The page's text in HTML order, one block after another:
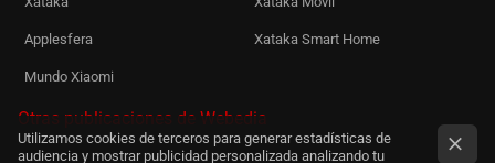
Applesfera Xataka Smart Home
Mundo Xiaomi
Otras publicaciones de Webedia
Utilizamos cookies de terceros para generar estadísticas de
audiencia y mostrar publicidad personalizada analizando tu